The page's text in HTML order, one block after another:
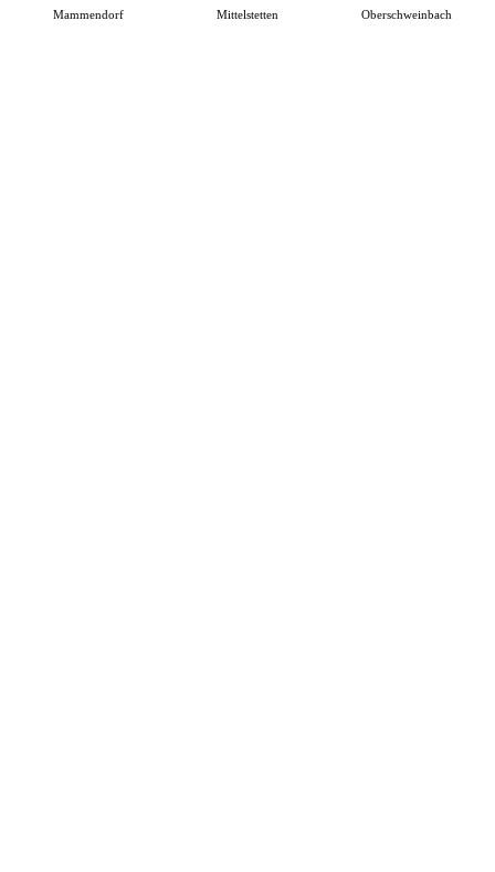
Mammendorf Mittelstetten Oberschweinbach